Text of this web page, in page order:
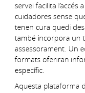
servei facilita l’accés
cuidadores sense
tenen cura quedi
també incorpora un
assessorament. Un
formats oferiran
específic.
Aquesta plataforma